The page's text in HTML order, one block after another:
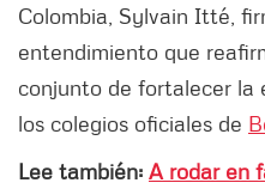
Colombia, Sylvain Itté,
entendimiento que
conjunto de fortalecer la
los colegios oficiales de
Lee también: A rodar en